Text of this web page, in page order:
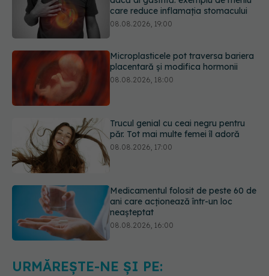
Microplasticele pot traversa bariera
placentară și modifica hormonii
Trucul genial cu ceai negru pentru
Medicamentul folosit de peste 60 de
Transpirații nocturne: semnul ignorat
care poate ascunde probleme
URMĂREȘTE-NE ȘI PE: